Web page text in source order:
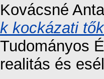
Kovácsné
k kockázati
Tudományos
realitás és